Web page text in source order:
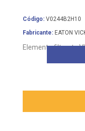
Código: V0244B2H10
Fabricante: EATON
Elemento filtrante